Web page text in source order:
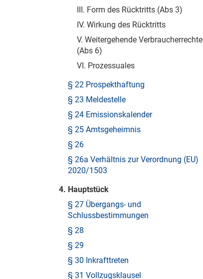
III. Form des Rücktritts (Abs 3)
IV. Wirkung des Rücktritts
V. Weitergehende Verbraucherrechte
(Abs 6)
VI. Prozessuales
§ 22 Prospekthaftung
§ 23 Meldestelle
§ 24 Emissionskalender
§ 25 Amtsgeheimnis
§ 26
§ 26a Verhältnis zur Verordnung (EU)
2020/1503
4. Hauptstück
§ 27 Übergangs- und
Schlussbestimmungen
§ 28
§ 29
§ 30 Inkrafttreten
§ 31 Vollzugsklausel